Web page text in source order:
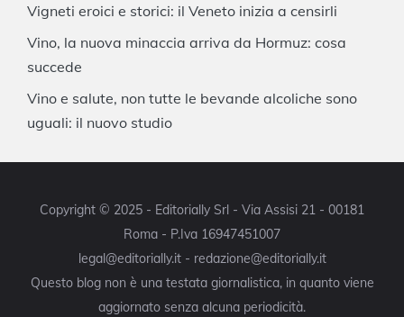
Vigneti eroici e storici: il Veneto inizia a censirli
Vino, la nuova minaccia arriva da Hormuz: cosa
succede
Vino e salute, non tutte le bevande alcoliche sono
uguali: il nuovo studio
Copyright © 2025 - Editorially Srl - Via Assisi 21 - 00181
Roma - P.Iva 16947451007
legal@editorially.it - redazione@editorially.it
Questo blog non è una testata giornalistica, in quanto viene
aggiornato senza alcuna periodicità.